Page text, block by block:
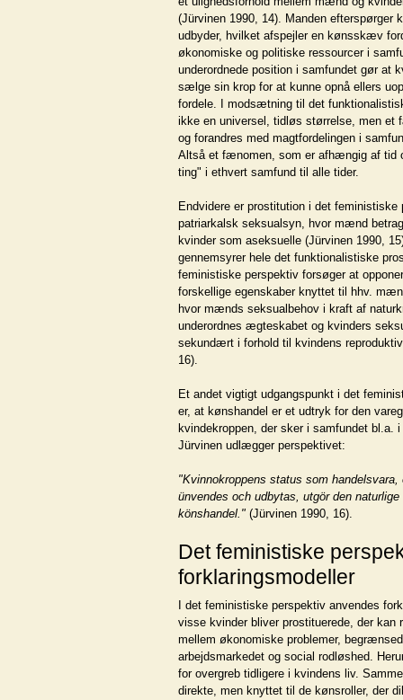
(Jürvinen 1990, 14). Manden efterspørger
udbyder, hvilket afspejler en kønsskæv
økonomiske og politiske ressourcer i
underordnede position i samfundet gør at
sælge sin krop for at kunne opnå ellers
fordele. I modsætning til det
ikke en universel, tidløs størrelse, men et
og forandres med magtfordelingen i
Altså et fænomen, som er afhængig af tid
ting" i ethvert samfund til alle tider.
Endvidere er prostitution i det
patriarkalsk seksualsyn, hvor mænd
kvinder som aseksuelle (Jürvinen 1990,
gennemsyrer hele det funktionalistiske
feministiske perspektiv forsøger at
forskellige egenskaber knyttet til hhv.
hvor mænds seksualbehov i kraft af
underordnes ægteskabet og kvinders
sekundært i forhold til kvindens
16).
Et andet vigtigt udgangspunkt i det
er, at kønshandel er et udtryk for den
kvindekroppen, der sker i samfundet bl.a.
Jürvinen udlægger perspektivet:
"Kvinnokroppens status som
ünvendes och udbytas, utgör den
könshandel." (Jürvinen 1990, 16).
Det feministiske
forklaringsmodeller
I det feministiske perspektiv anvendes
visse kvinder bliver prostituerede, der
mellem økonomiske problemer,
arbejdsmarkedet og social rodløshed.
for overgreb tidligere i kvindens liv.
direkte, men knyttet til de kønsroller, der